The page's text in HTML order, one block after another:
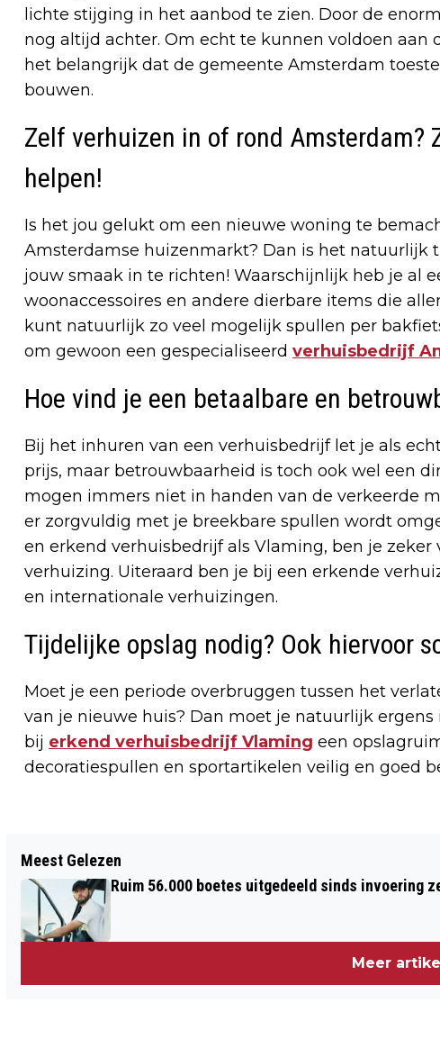
lichte stijging in het aanbod te zien. Door de
nog altijd achter. Om echt te kunnen voldoen aan
het belangrijk dat de gemeente Amsterdam
bouwen.
Zelf verhuizen in of rond Amsterdam?
helpen!
Is het jou gelukt om een nieuwe woning te
Amsterdamse huizenmarkt? Dan is het natuurlijk
jouw smaak in te richten! Waarschijnlijk heb je al
woonaccessoires en andere dierbare items die
kunt natuurlijk zo veel mogelijk spullen per
om gewoon een gespecialiseerd verhuisbedrijf
Hoe vind je een betaalbare en
Bij het inhuren van een verhuisbedrijf let je als
prijs, maar betrouwbaarheid is toch ook wel een
mogen immers niet in handen van de verkeerde
er zorgvuldig met je breekbare spullen wordt
en erkend verhuisbedrijf als Vlaming, ben je
verhuizing. Uiteraard ben je bij een erkende
en internationale verhuizingen.
Tijdelijke opslag nodig? Ook hiervoor
Moet je een periode overbruggen tussen het
van je nieuwe huis? Dan moet je natuurlijk
bij erkend verhuisbedrijf Vlaming een
decoratiespullen en sportartikelen veilig en goed
VAN VRIJDAGMIDDAGGRAP NAAR
RECHTSZAAK: “DICKS OUT” KOSTTE
BIJNA EEN BAAN
Meest Gelezen
Ruim 56.000 boetes uitgedeeld sinds invoering
Meer